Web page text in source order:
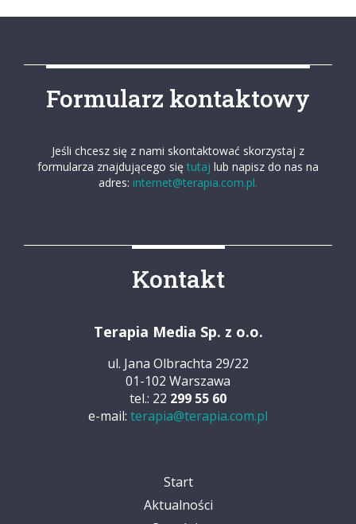
Formularz kontaktowy
Jeśli chcesz się z nami skontaktować skorzystaj z
formularza znajdującego się tutaj lub napisz do nas na
adres: internet@terapia.com.pl.
Kontakt
Terapia Media Sp. z o.o.
ul. Jana Olbrachta 29/22
01-102 Warszawa
tel.: 22 299 55 60
e-mail: terapia@terapia.com.pl
Start
Aktualności